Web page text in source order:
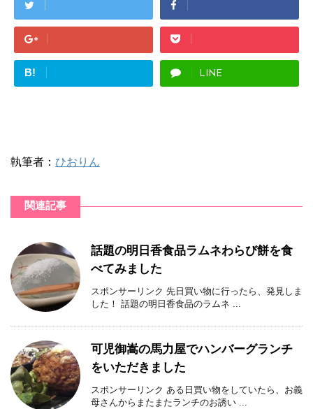
B! LINE
執筆者： ひおりん
関連記事
話題の明日香食品ラムネわらび餅を食
べてみました
スポンサーリンク 先日買い物に行ったら、発見しま
した！ 話題の明日香食品のラムネ ...
可児御嵩の馬力屋でハンバーグランチ
をいただきました
スポンサーリンク ある日買い物をしていたら、お義
母さんからまたまたランチのお誘い ...